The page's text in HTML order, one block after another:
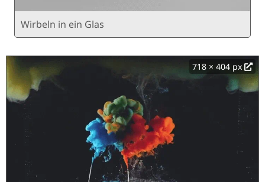
Wirbeln in ein Glas
718 × 404 px